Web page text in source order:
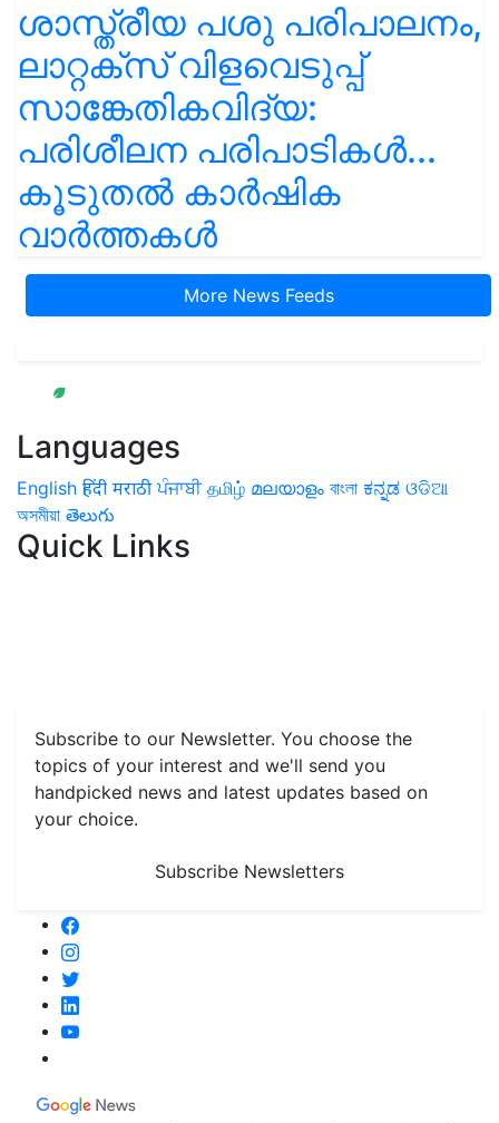
ശാസ്ത്രീയ പശു പരിപാലനം,
ലാറ്റക്സ് വിളവെടുപ്പ്
സാങ്കേതികവിദ്യ:
പരിശീലന പരിപാടികൾ...
കൂടുതൽ കാർഷിക
വാർത്തകൾ
More News Feeds
Languages
English हिंदी मराठी ਪੰਜਾਬੀ தமிழ் മലയാളം বাংলা ಕನ್ನಡ ଓଡିଆ
অসমীয়া తెలుగు
Quick Links
Subscribe to our Newsletter. You choose the
topics of your interest and we'll send you
handpicked news and latest updates based on
your choice.
Subscribe Newsletters